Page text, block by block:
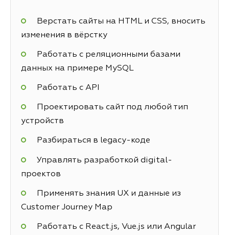
Верстать сайты на HTML и CSS, вносить
изменения в вёрстку
Работать с реляционными базами
данных на примере MySQL
Работать с API
Проектировать сайт под любой тип
устройств
Разбираться в legacy-коде
Управлять разработкой digital-
проектов
Применять знания UX и данные из
Customer Journey Map
Работать с React.js, Vue.js или Angular